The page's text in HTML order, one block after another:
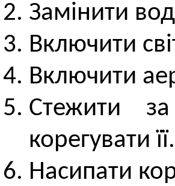
Замінити
Включити
Включити
Стежити
корегувати її.
Насипати